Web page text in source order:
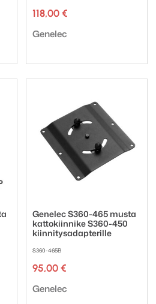
118,00 €
Tuotemerkki:
Genelec
Genelec S360-465 musta
kattokiinnike S360-450
kiinnitysadapterille
S360-465B
95,00 €
Tuotemerkki:
Genelec